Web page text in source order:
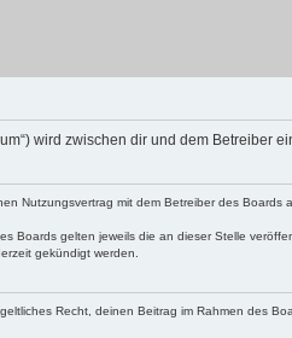
wird zwischen dir und dem Betreiber
Nutzungsvertrag mit dem Betreiber des Boards
Boards gelten jeweils die an dieser Stelle
gekündigt werden.
Recht, deinen Beitrag im Rahmen des